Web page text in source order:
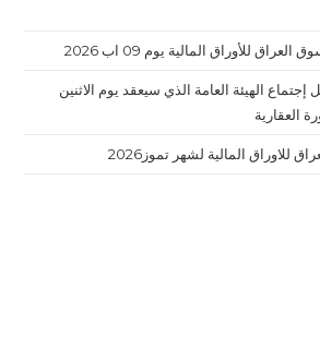
للأوراق المالية يوم 09 اب 2026
الهيئة العامة الذي سيعقد يوم الاثنين
للاوراق المالية لشهر تموز2026